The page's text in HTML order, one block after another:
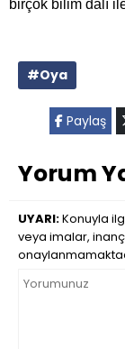
birçok bilim dalı
#Oya
Paylaş
Yorum
UYARI:Konuyla
veya imalar,